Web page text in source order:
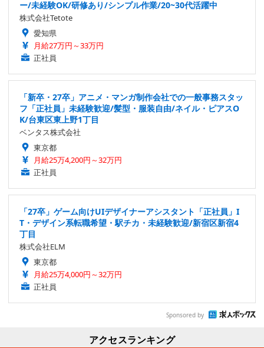
ー/未経験OK/研修あり/シンプル作業/20~30代活躍中
株式会社Tetote
愛知県
月給27万円～33万円
正社員
「新卒・27卒」アニメ・マンガ制作会社での一般事務スタッ
フ「正社員」未経験歓迎/髪型・服装自由/ネイル・ピアスO
K/台東区東上野1丁目
ベンタス株式会社
東京都
月給25万4,200円～32万円
正社員
「27卒」ゲーム向けUIデザイナーアシスタント「正社員」I
T・デザイン系転職希望・駅チカ・未経験歓迎/新宿区新宿4
丁目
株式会社ELM
東京都
月給25万4,000円～32万円
正社員
Sponsored by
アクセスランキング